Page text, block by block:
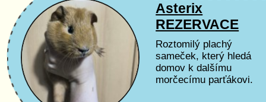
Asterix
REZERVACE
Roztomilý plachý
sameček, který hledá
domov k dalšímu
morčecímu parťákovi.